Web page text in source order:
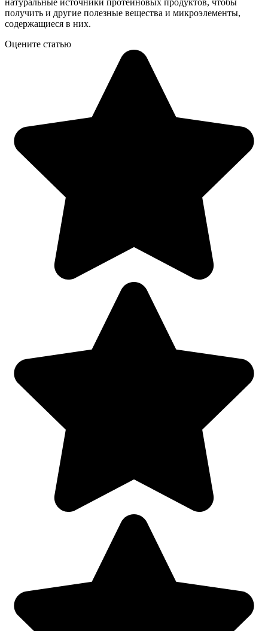
натуральные источники протеиновых продуктов, чтобы
получить и другие полезные вещества и микроэлементы,
содержащиеся в них.
Оцените статью